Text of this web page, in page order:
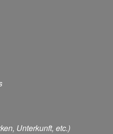
Unterkunft, etc.)